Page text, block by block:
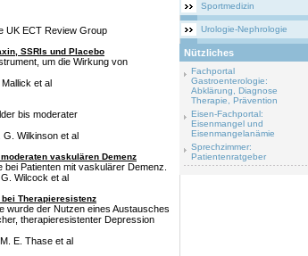
UK ECT Review Group
SSRIs und Placebo
um die Wirkung von
et al
bis moderater
G. Wilkinson et al
vaskulären Demenz
Patienten mit vaskulärer Demenz.
Wilcock et al
Therapieresistenz
wurde der Nutzen eines Austausches
therapieresistenter Depression
E. Thase et al
Sportmedizin
Urologie-Nephrologie
Nützliches
Fachportal
Gastroenterologie:
Abklärung, Diagnose
Therapie, Prävention
Eisen-Fachportal:
Eisenmangel und
Eisenmangelanämie
Sprechzimmer:
Patientenratgeber